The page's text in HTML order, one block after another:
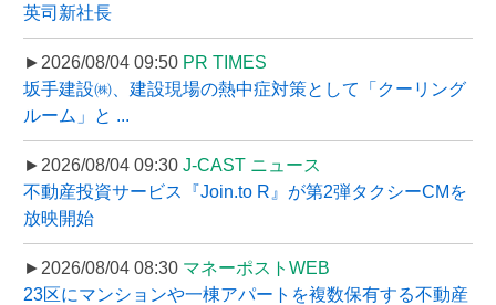
英司新社長
►2026/08/04 09:50 PR TIMES
坂手建設㈱、建設現場の熱中症対策として「クーリング
ルーム」と ...
►2026/08/04 09:30 J-CAST ニュース
不動産投資サービス『Join.to R』が第2弾タクシーCMを
放映開始
►2026/08/04 08:30 マネーポストWEB
23区にマンションや一棟アパートを複数保有する不動産